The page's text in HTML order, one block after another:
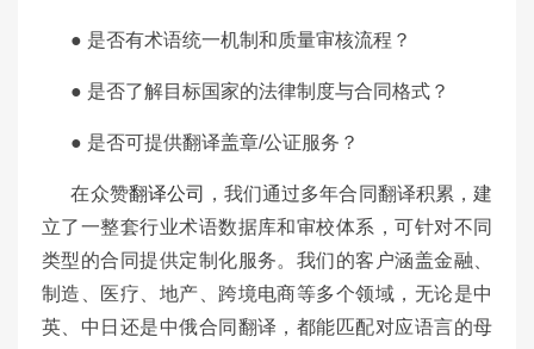
● 是否有术语统一机制和质量审核流程？
● 是否了解目标国家的法律制度与合同格式？
● 是否可提供翻译盖章/公证服务？
在众赞翻译公司
，我们通过多年合同翻译积累，建
立了一整套行业术语数据库和审校体系，可针对不同
类型的合同提供定制化服务。我们的客户涵盖金融、
制造、医疗、地产、跨境电商等多个领域，无论是中
英、中日还是中俄合同翻译，都能匹配对应语言的母